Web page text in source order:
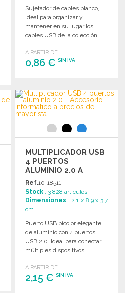
Sujetador de cables blanco,
ideal para organizar y
mantener en su lugar los
cables USB de la colección.
cable.
A PARTIR DE
0,86 €SIN IVA
Solicitar un presupuesto
MULTIPLICADOR USB
4 PUERTOS
ALUMINIO 2.0 A
PRECIOS DE
MAYORISTA
Ref.10-18511
Stock : 3 828 artículos
Dimensiones : 2.1 x 8.9 x 3.7
cm
Puerto USB bicolor elegante
de aluminio con 4 puertos
USB 2.0. Ideal para conectar
múltiples dispositivos.
A PARTIR DE
2,15 €SIN IVA